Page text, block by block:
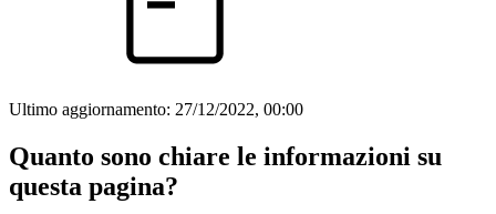
Ultimo aggiornamento: 27/12/2022, 00:00
Quanto sono chiare le informazioni su
questa pagina?